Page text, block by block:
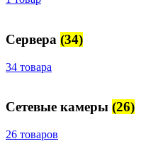
Сервера (34)
34 товара
Сетевые камеры (26)
26 товаров